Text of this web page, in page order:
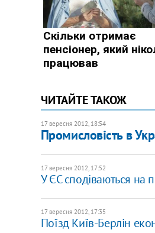
ЧИТАЙТЕ ТАКОЖ
17 вересня 2012, 18:54
Промисловість в
17 вересня 2012, 17:52
У ЄС сподіваються на
17 вересня 2012, 17:35
Поїзд Київ-Берлін